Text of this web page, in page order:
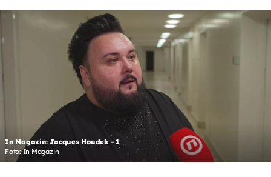
In Magazin: Jacques Houdek - 1
Foto: In Magazin
OMOGUĆI OBAVIJESTI